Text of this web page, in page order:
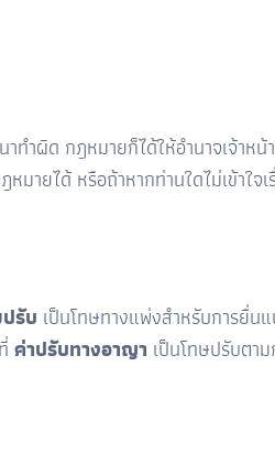
ำผิด กฎหมายก็ได้ให้อำนาจเจ้า
ยได้ หรือถ้าหากท่านใดไม่เข้าใ
รับ เป็นโทษทางแพ่งสำหรับการยื่น
ค่าปรับทางอาญา เป็นโทษปรับตา